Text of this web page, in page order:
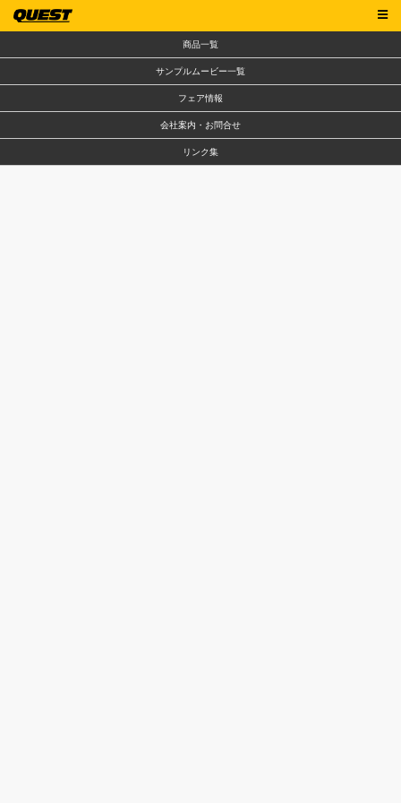
商品一覧
サンプルムービー一覧
フェア情報
会社案内・お問合せ
リンク集